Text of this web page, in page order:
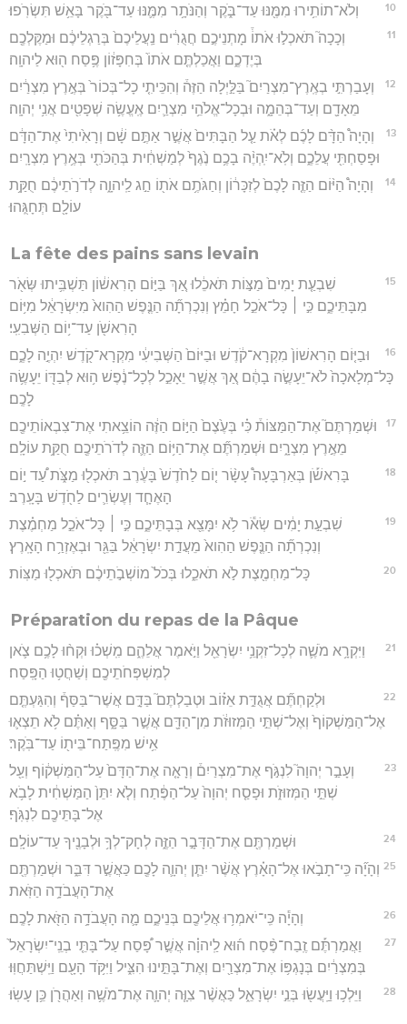
10 וְלֹא־תוֹתִ֥ירוּ מִמֶּ֖נּוּ עַד־בֹּ֑קֶר וְהַנֹּתָ֥ר מִמֶּ֛נּוּ עַד־בֹּ֖קֶר בָּאֵ֥שׁ תִּשְׂרֹֽפוּ׃
11
וְכָכָה֮ תֹּאכְל֣וּ אֹתוֹ֒ מָתְנֵיכֶ֣ם חֲגֻרִ֔ים נַֽעֲלֵיכֶם֙ בְּרַגְלֵיכֶ֔ם וּמַקֶּלְכֶ֖ם
בְּיֶדְכֶ֑ם וַאֲכַלְתֶּ֤ם אֹתוֹ֙ בְּחִפָּז֔וֹן פֶּ֥סַח ה֖וּא לַיהוָֽה׃
12
וְעָבַרְתִּ֣י בְאֶֽרֶץ־מִצְרַיִם֮ בַּלַּ֣יְלָה הַזֶּה֒ וְהִכֵּיתִ֤י כָל־בְּכוֹר֙ בְּאֶ֣רֶץ מִצְרַ֔יִם
מֵאָדָ֖ם וְעַד־בְּהֵמָ֑ה וּבְכָל־אֱלֹהֵ֥י מִצְרַ֛יִם אֶֽעֱשֶׂ֥ה שְׁפָטִ֖ים אֲנִ֥י יְהוָֽה׃
13
וְהָיָה֩ הַדָּ֨ם לָכֶ֜ם לְאֹ֗ת עַ֤ל הַבָּתִּים֙ אֲשֶׁ֣ר אַתֶּ֣ם שָׁ֔ם וְרָאִ֙יתִי֙ אֶת־הַדָּ֔ם
וּפָסַחְתִּ֖י עֲלֵכֶ֑ם וְלֹֽא־יִֽהְיֶ֨ה בָכֶ֥ם נֶ֙גֶף֙ לְמַשְׁחִ֔ית בְּהַכֹּתִ֖י בְּאֶ֥רֶץ מִצְרָֽיִם׃
14
וְהָיָה֩ הַיּ֨וֹם הַזֶּ֤ה לָכֶם֙ לְזִכָּר֔וֹן וְחַגֹּתֶ֥ם אֹת֖וֹ חַ֣ג לַֽיהוָ֑ה לְדֹרֹ֣תֵיכֶ֔ם חֻקַּ֥ת
עוֹלָ֖ם תְּחָגֻּֽהוּ׃
La fête des pains sans levain
15
שִׁבְעַ֤ת יָמִים֙ מַצּ֣וֹת תֹּאכֵ֔לוּ אַ֚ךְ בַּיּ֣וֹם הָרִאשׁ֔וֹן תַּשְׁבִּ֥יתוּ שְּׂאֹ֖ר
מִבָּתֵּיכֶ֑ם כִּ֣י ׀ כָּל־אֹכֵ֣ל חָמֵ֗ץ וְנִכְרְתָ֞ה הַנֶּ֤פֶשׁ הַהִוא֙ מִיִּשְׂרָאֵ֔ל מִיּ֥וֹם
הָרִאשֹׁ֖ן עַד־י֥וֹם הַשְּׁבִעִֽי׃
16
וּבַיּ֤וֹם הָרִאשׁוֹן֙ מִקְרָא־קֹ֔דֶשׁ וּבַיּוֹם֙ הַשְּׁבִיעִ֔י מִקְרָא־קֹ֖דֶשׁ יִהְיֶ֣ה לָכֶ֑ם
כָּל־מְלָאכָה֙ לֹא־יֵעָשֶׂ֣ה בָהֶ֔ם אַ֚ךְ אֲשֶׁ֣ר יֵאָכֵ֣ל לְכָל־נֶ֔פֶשׁ ה֥וּא לְבַדּ֖וֹ יֵעָשֶׂ֥ה
לָכֶֽם׃
17
וּשְׁמַרְתֶּם֮ אֶת־הַמַּצּוֹת֒ כִּ֗י בְּעֶ֙צֶם֙ הַיּ֣וֹם הַזֶּ֔ה הוֹצֵ֥אתִי אֶת־צִבְאוֹתֵיכֶ֖ם
מֵאֶ֣רֶץ מִצְרָ֑יִם וּשְׁמַרְתֶּ֞ם אֶת־הַיּ֥וֹם הַזֶּ֛ה לְדֹרֹתֵיכֶ֖ם חֻקַּ֥ת עוֹלָֽם׃
18
בָּרִאשֹׁ֡ן בְּאַרְבָּעָה֩ עָשָׂ֨ר י֤וֹם לַחֹ֙דֶשׁ֙ בָּעֶ֔רֶב תֹּאכְל֖וּ מַצֹּ֑ת עַ֠ד י֣וֹם
הָאֶחָ֧ד וְעֶשְׂרִ֛ים לַחֹ֖דֶשׁ בָּעָֽרֶב׃
19
שִׁבְעַ֣ת יָמִ֔ים שְׂאֹ֕ר לֹ֥א יִמָּצֵ֖א בְּבָתֵּיכֶ֑ם כִּ֣י ׀ כָּל־אֹכֵ֣ל מַחְמֶ֗צֶת
וְנִכְרְתָ֞ה הַנֶּ֤פֶשׁ הַהִוא֙ מֵעֲדַ֣ת יִשְׂרָאֵ֔ל בַּגֵּ֖ר וּבְאֶזְרַ֥ח הָאָֽרֶץ׃
20 כָּל־מַחְמֶ֖צֶת לֹ֣א תֹאכֵ֑לוּ בְּכֹל֙ מוֹשְׁבֹ֣תֵיכֶ֔ם תֹּאכְל֖וּ מַצּֽוֹת׃
Préparation du repas de la Pâque
21
וַיִּקְרָ֥א מֹשֶׁ֛ה לְכָל־זִקְנֵ֥י יִשְׂרָאֵ֖ל וַיֹּ֣אמֶר אֲלֵהֶ֑ם מִֽשְׁכ֗וּ וּקְח֨וּ לָכֶ֥ם צֹ֛אן
לְמִשְׁפְּחֹתֵיכֶ֖ם וְשַׁחֲט֥וּ הַפָּֽסַח׃
22
וּלְקַחְתֶּ֞ם אֲגֻדַּ֣ת אֵז֗וֹב וּטְבַלְתֶּם֮ בַּדָּ֣ם אֲשֶׁר־בַּסַּף֒ וְהִגַּעְתֶּ֤ם
אֶל־הַמַּשְׁקוֹף֙ וְאֶל־שְׁתֵּ֣י הַמְּזוּזֹ֔ת מִן־הַדָּ֖ם אֲשֶׁ֣ר בַּסָּ֑ף וְאַתֶּ֗ם לֹ֥א תֵצְא֛וּ
אִ֥ישׁ מִפֶּֽתַח־בֵּית֖וֹ עַד־בֹּֽקֶר׃
23
וְעָבַ֣ר יְהוָה֮ לִנְגֹּ֣ף אֶת־מִצְרַיִם֒ וְרָאָ֤ה אֶת־הַדָּם֙ עַל־הַמַּשְׁק֔וֹף וְעַ֖ל
שְׁתֵּ֣י הַמְּזוּזֹ֑ת וּפָסַ֤ח יְהוָה֙ עַל־הַפֶּ֔תַח וְלֹ֤א יִתֵּן֙ הַמַּשְׁחִ֔ית לָבֹ֥א
אֶל־בָּתֵּיכֶ֖ם לִנְגֹּֽף׃
24 וּשְׁמַרְתֶּ֖ם אֶת־הַדָּבָ֣ר הַזֶּ֑ה לְחָק־לְךָ֥ וּלְבָנֶ֖יךָ עַד־עוֹלָֽם׃
25 וְהָיָ֞ה כִּֽי־תָבֹ֣אוּ אֶל־הָאָ֗רֶץ אֲשֶׁ֨ר יִתֵּ֧ן יְהוָ֛ה לָכֶ֖ם כַּאֲשֶׁ֣ר דִּבֵּ֑ר וּשְׁמַרְתֶּ֖ם
אֶת־הָעֲבֹדָ֥ה הַזֹּֽאת׃
26 וְהָיָ֕ה כִּֽי־יֹאמְר֥וּ אֲלֵיכֶ֖ם בְּנֵיכֶ֑ם מָ֛ה הָעֲבֹדָ֥ה הַזֹּ֖את לָכֶֽם׃
27
וַאֲמַרְתֶּ֡ם זֶֽבַח־פֶּ֨סַח ה֜וּא לַֽיהוָ֗ה אֲשֶׁ֣ר פָּ֠סַח עַל־בָּתֵּ֤י בְנֵֽי־יִשְׂרָאֵל֙
בְּמִצְרַ֔יִם בְּנָגְפּ֥וֹ אֶת־מִצְרַ֖יִם וְאֶת־בָּתֵּ֣ינוּ הִצִּ֑יל וַיִּקֹּ֥ד הָעָ֖ם וַיִּֽשְׁתַּחֲוּֽוּ׃
28 וַיֵּלְכ֥וּ וַיַּֽעֲשׂ֖וּ בְּנֵ֣י יִשְׂרָאֵ֑ל כַּאֲשֶׁ֨ר צִוָּ֧ה יְהוָ֛ה אֶת־מֹשֶׁ֥ה וְאַהֲרֹ֖ן כֵּ֥ן עָשֽׂוּ׃